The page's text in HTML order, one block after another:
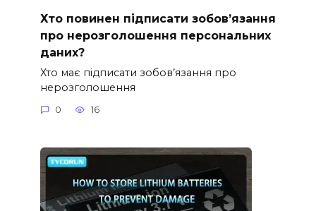
Хто повинен підписати зобов’язання
про нерозголошення персональних
даних?
Хто має підписати зобов’язання про
нерозголошення
0 16